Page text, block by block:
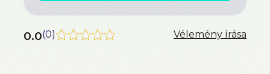
0.0(0) Vélemény írása